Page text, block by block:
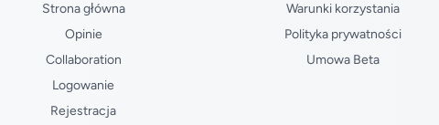
Strona główna
Opinie
Collaboration
Logowanie
Rejestracja
Warunki korzystania
Polityka prywatności
Umowa Beta